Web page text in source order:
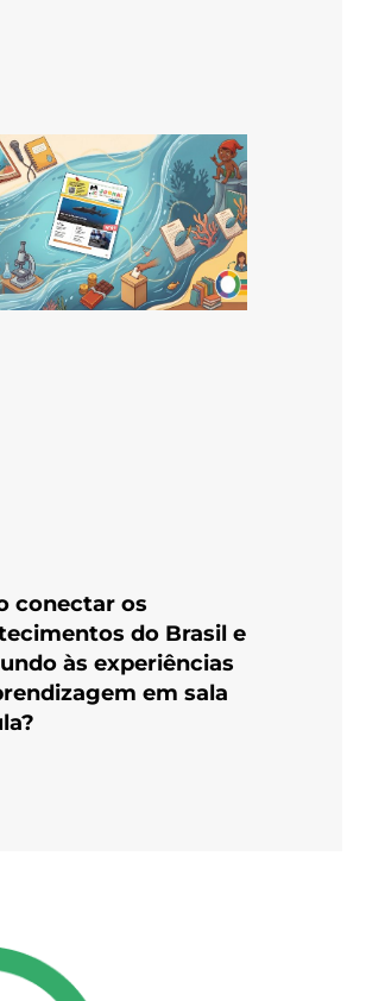
conectar os
do Brasil e
às experiências
em sala